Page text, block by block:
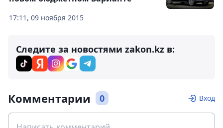
17:11, 09 ноября 2015
Следите за новостями zakon.kz в:
Комментарии 0 Вход